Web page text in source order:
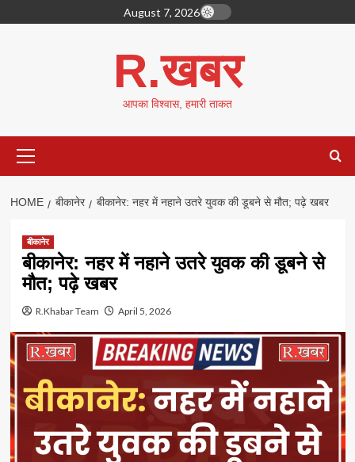
to
August 7, 2026
R.खबर
आपका विश्वास, हमारी ताकत
Menu
HOME बीकानेर बीकानेर: नहर में नहाने उतरे युवक की डूबने से मौत; पढ़े खबर
बीकानेर
बीकानेर: नहर में नहाने उतरे युवक की डूबने से
मौत; पढ़े खबर
R.Khabar Team April 5, 2026